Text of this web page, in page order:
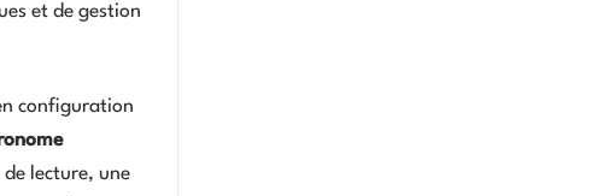
et de gestion
configuration
de lecture, une